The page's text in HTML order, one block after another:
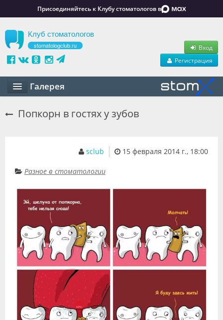
Присоединяйтесь к Клубу стоматологов в
Клуб стоматологов
stomatologclub.ru
Вход
Регистрация
Галерея
Вакансии
Резюме
Объявления
Видео
Форум
Клиники
Специалисты
Галерея
Попкорн в гостях у зубов
15 февраля 2014 г., 18:00
sclub
Разное в стоматологии